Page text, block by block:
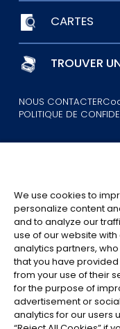
CARTES
TROUVER
NOUS CONTACTER
POLITIQUE DE
©Eiichiro Oda/Shueisha
©Eiichiro Oda/
Toutes les images, textes
reproduits sans
Veuillez noter que les
produit final, car celui-ci
We use cookies to
personalize content
and to analyze our
use of our website
analytics partners,
that you have
from your use of their
for the purpose of
advertisement or
analytics for our users